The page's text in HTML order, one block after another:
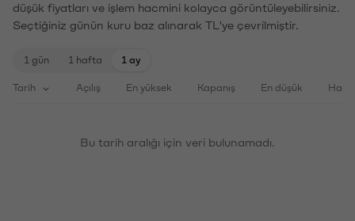
düşük fiyatları ve işlem hacmini kolayca görüntüleyebilirsiniz.
Seçtiğiniz günün kuru baz alınarak TL'ye çevrilmiştir.
1 gün 1 hafta 1 ay
Tarih Açılış En yüksek Kapanış En düşük
Bu tarih aralığı için veri bulunamadı.